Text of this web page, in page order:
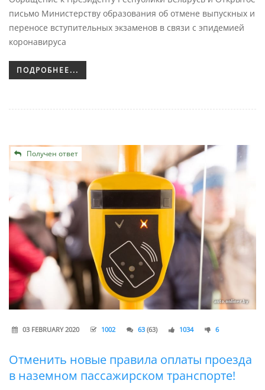
письмо Министерству образования об отмене выпускных и
переносе вступительных экзаменов в связи с эпидемией
коронавируса
ПОДРОБНЕЕ...
Получен ответ
03 FEBRUARY 2020 1002 63 (63) 1034 6
Отменить новые правила оплаты проезда
в наземном пассажирском транспорте!